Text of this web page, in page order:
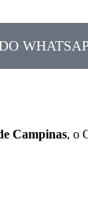
Campinas, o